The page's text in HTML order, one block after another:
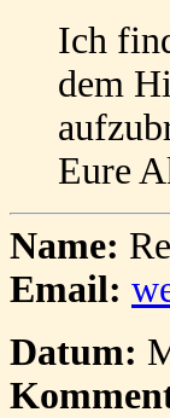
Ich
dem
Eure
Name:
Email:
Datum: